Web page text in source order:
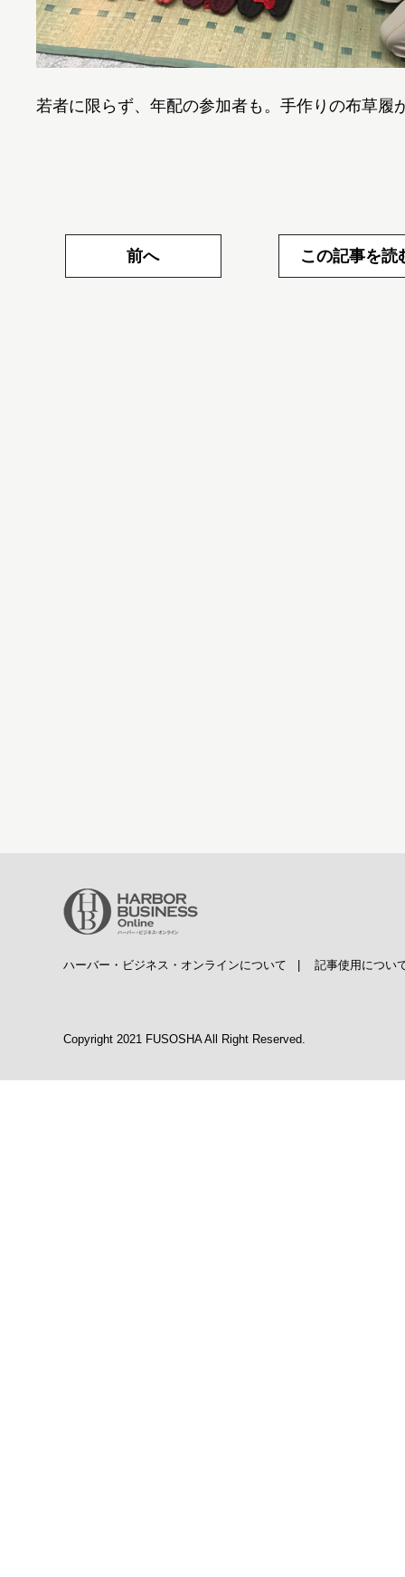
若者に限らず、年配の参加者も。手作りの布草履
前へ この記事を読
ハーバー・ビジネス・オンラインについて | 記事使用につい
Copyright 2021 FUSOSHA All Right Reserved.